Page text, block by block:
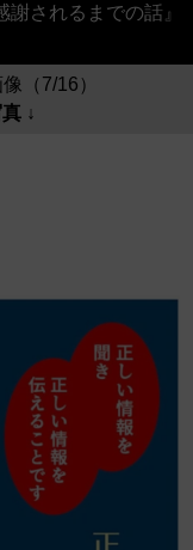
謝されるまでの話』
（7/16）
↓